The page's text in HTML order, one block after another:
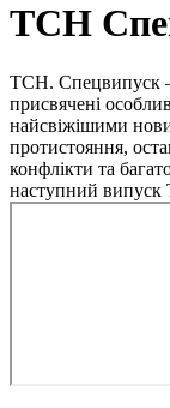
ТСН
ТСН. Спецвипуск –
присвячені
найсвіжішими
протистояння,
конфлікти та
наступний